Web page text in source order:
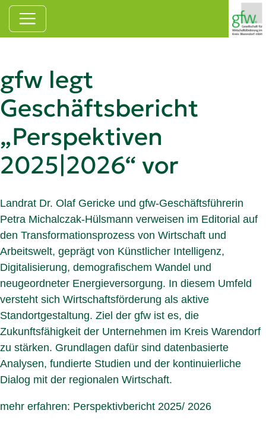
Zum Hauptinhalt springen
gfw legt
Geschäftsbericht
„Perspektiven
2025|2026“ vor
Landrat Dr. Olaf Gericke und gfw-Geschäftsführerin
Petra Michalczak-Hülsmann verweisen im Editorial auf
den Transformationsprozess von Wirtschaft und
Arbeitswelt, geprägt von Künstlicher Intelligenz,
Digitalisierung, demografischem Wandel und
neugeordneter Energieversorgung. In diesem Umfeld
versteht sich Wirtschaftsförderung als aktive
Standortgestaltung. Ziel der gfw ist es, die
Zukunftsfähigkeit der Unternehmen im Kreis Warendorf
zu stärken. Grundlagen dafür sind datenbasierte
Analysen, fundierte Studien und der kontinuierliche
Dialog mit der regionalen Wirtschaft.
mehr erfahren: Perspektivbericht 2025/ 2026